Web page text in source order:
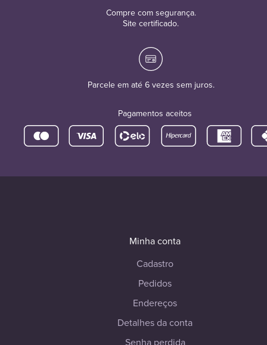
Compre com segurança.
Site certificado.
Parcele em até 6 vezes sem juros.
Pagamentos aceitos
Minha conta
Cadastro
Pedidos
Endereços
Detalhes da conta